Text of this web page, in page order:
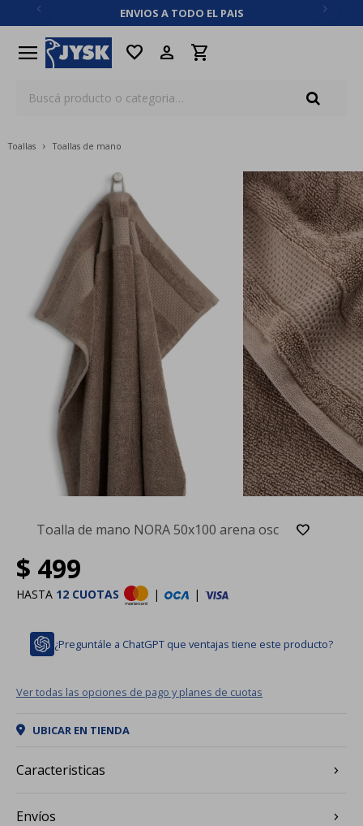
ENVIOS A TODO EL PAIS
menu favorite
Toallas Toallas de mano
Toalla de mano NORA 50x100 arena osc
$ 499
HASTA 12 CUOTAS | |
¿Preguntále a ChatGPT que ventajas tiene este producto?
Ver todas las opciones de pago y planes de cuotas
UBICAR EN TIENDA
Caracteristicas
Envíos
close